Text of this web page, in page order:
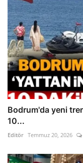
Bodrum'da yeni
10...
Editör Temmuz 20, 2026